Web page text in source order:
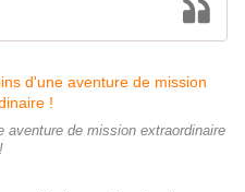
aventure de mission extraordinaire
!